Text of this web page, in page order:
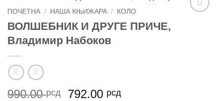
ПОЧЕТНА / НАША КЊИЖАРА / КОЛО
ВОЛШЕБНИК И ДРУГЕ ПРИЧЕ,
Владимир Набоков
990.00рсд
Оригинална
792.00 рсдТренутна